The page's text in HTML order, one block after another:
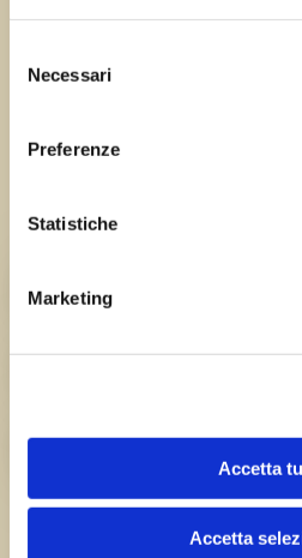
delNecessari
Preferenze
Statistiche
Marketing
Accetta
Accetta
Chi siamo
TEAM